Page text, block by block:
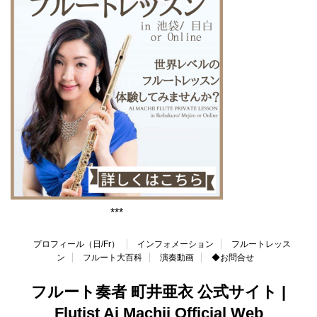
***
プロフィール（日/Fr） インフォメーション
フルートレッス
ン
フルート大百科 演奏動画 ◆お問合せ
フルート奏者 町井亜衣 公式サイト |
Flutist Ai Machii Official Web